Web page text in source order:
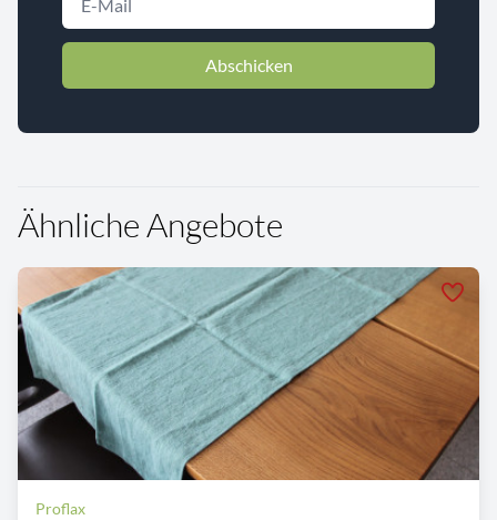
Abschicken
Ähnliche Angebote
Proflax